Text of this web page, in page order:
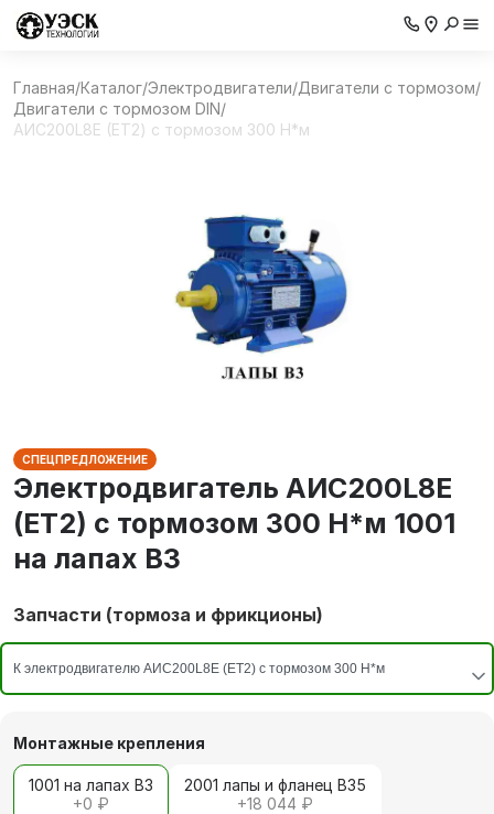
Главная/Каталог/Электродвигатели/Двигатели с тормозом/
Двигатели с тормозом DIN/
AИC200L8Е (ET2) с тормозом 300 Н*м
СПЕЦПРЕДЛОЖЕНИЕ
Электродвигатель AИC200L8Е
(ET2) с тормозом 300 Н*м 1001
на лапах В3
Запчасти (тормоза и фрикционы)
Монтажные крепления
1001 на лапах В3
+0 ₽
2001 лапы и фланец В35
+18 044 ₽